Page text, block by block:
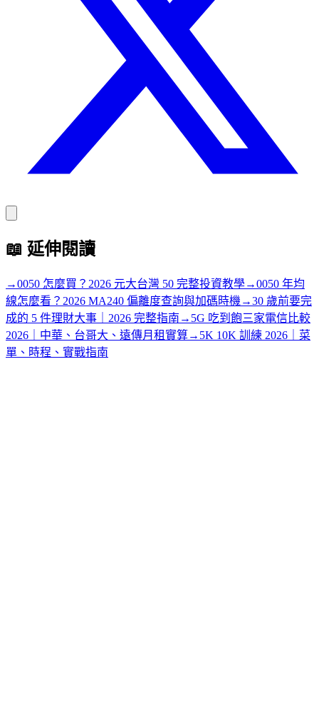
📖 延伸閱讀
→0050 怎麼買？2026 元大台灣 50 完整投資教學→0050 年均
線怎麼看？2026 MA240 偏離度查詢與加碼時機 →30 歲前要完
成的 5 件理財大事｜2026 完整指南 → 5G 吃到飽三家電信比較
2026｜中華、台哥大、遠傳月租實算→ 5K 10K 訓練 2026｜菜
單、時程、實戰指南